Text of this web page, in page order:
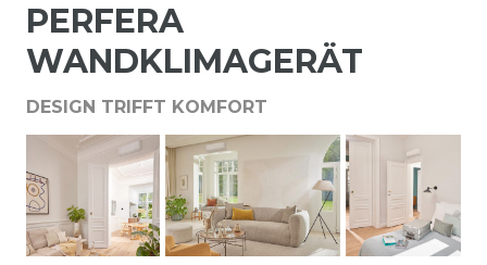
PERFERA
WANDKLIMAGERÄT
DESIGN TRIFFT KOMFORT